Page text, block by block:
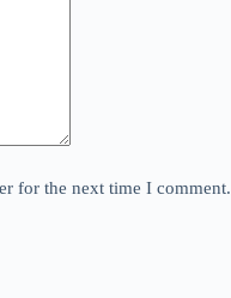
for the next time I comment.